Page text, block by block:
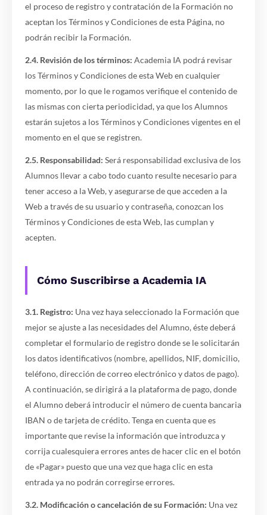
el proceso de registro y contratación de la Formación no
aceptan los Términos y Condiciones de esta Página, no
podrán recibir la Formación.
2.4. Revisión de los términos: Academia IA podrá revisar
los Términos y Condiciones de esta Web en cualquier
momento, por lo que le rogamos verifique el contenido de
las mismas con cierta periodicidad, ya que los Alumnos
estarán sujetos a los Términos y Condiciones vigentes en el
momento en el que se registren.
2.5. Responsabilidad: Será responsabilidad exclusiva de los
Alumnos llevar a cabo todo cuanto resulte necesario para
tener acceso a la Web, y asegurarse de que acceden a la
Web a través de su usuario y contraseña, conozcan los
Términos y Condiciones de esta Web, las cumplan y
acepten.
Cómo Suscribirse a Academia IA
3.1. Registro: Una vez haya seleccionado la Formación que
mejor se ajuste a las necesidades del Alumno, éste deberá
completar el formulario de registro donde se le solicitarán
los datos identificativos (nombre, apellidos, NIF, domicilio,
teléfono, dirección de correo electrónico y datos de pago).
A continuación, se dirigirá a la plataforma de pago, donde
el Alumno deberá introducir el número de cuenta bancaria
IBAN o de tarjeta de crédito. Tenga en cuenta que es
importante que revise la información que introduzca y
corrija cualesquiera errores antes de hacer clic en el botón
de «Pagar» puesto que una vez que haga clic en esta
entrada ya no podrán corregirse errores.
3.2. Modificación o cancelación de su Formación: Una vez